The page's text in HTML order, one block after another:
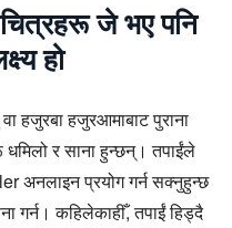
जे भए पनि
हो
हजुरबा हजुरआमाबाट पुराना
धमिलो र साना हुन्छन्। तपाईंले
अनलाइन प्रयोग गर्न सक्नुहुन्छ
गर्न। कहिलेकाहीँ, तपाईं हिड्दै